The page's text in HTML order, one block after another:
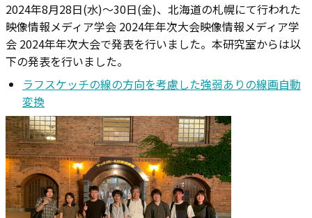
2024年8月28日(水)～30日(金)、北海道の札幌にて行われた
映像情報メディア学会 2024年年次大会映像情報メディア学
会 2024年年次大会で発表を行いました。本研究室からは以
下の発表を行いました。
ラフスケッチの線の方向を考慮した強弱ありの線画自動
変換